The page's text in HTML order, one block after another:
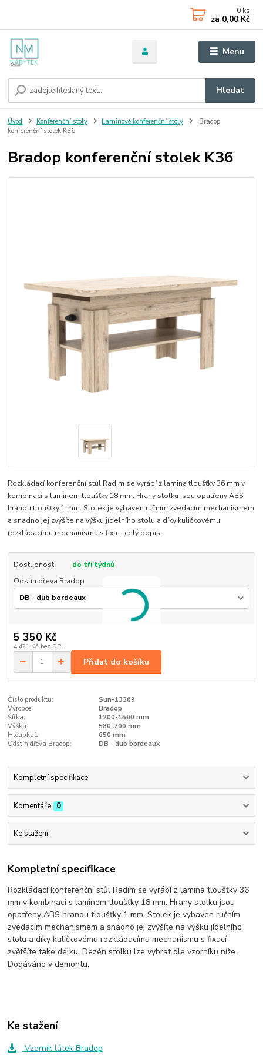
Menu
Hledat
0 ks
za 0,00 Kč
Úvod Konferenční stoly Laminové konferenční stoly
Bradop
konferenční stolek K36
Bradop konferenční stolek K36
Rozkládací konferenční stůl Radim se vyrábí z lamina tloušťky 36 mm v
kombinaci s laminem tloušťky 18 mm. Hrany stolku jsou opatřeny ABS
hranou tloušťky 1 mm. Stolek je vybaven ručním zvedacím mechanismem
a snadno jej zvýšíte na výšku jídelního stolu a díky kuličkovému
rozkládacímu mechanismu s fixa... celý popis
Dostupnost
do tří týdnů
Odstín dřeva Bradop
5 350 Kč
4 421 Kč bez DPH
Přidat do košíku
Číslo produktu:
Sun-13369
Výrobce:
Bradop
Šířka:
1200-1560 mm
Výška:
580-700 mm
Hloubka1:
650 mm
Odstín dřeva Bradop:
DB - dub bordeaux
Kompletní specifikace
Komentáře 0
Ke stažení
Kompletní specifikace
Rozkládací konferenční stůl Radim se vyrábí z lamina tloušťky 36
mm v kombinaci s laminem tloušťky 18 mm. Hrany stolku jsou
opatřeny ABS hranou tloušťky 1 mm. Stolek je vybaven ručním
zvedacím mechanismem a snadno jej zvýšíte na výšku jídelního
stolu a díky kuličkovému rozkládacímu mechanismu s fixací
zvětšíte také délku. Dezén stolku lze vybrat dle vzorníku níže.
Dodáváno v demontu.
Ke stažení
Vzorník látek Bradop